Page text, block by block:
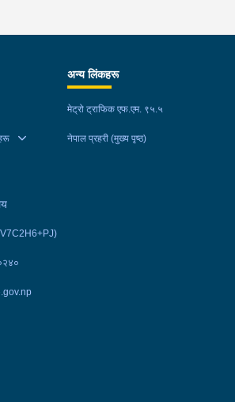
२० ग्राम फेला परेको । लागुऔषध सहित
उपमहानगरपालिका-१९, बस्तिपुर बस्ने वर्ष
अन्य लिंकहरू
मेट्रो ट्राफिक एफ.एम. ९५.५
नेपाल प्रहरी (मुख्य पृष्ठ)